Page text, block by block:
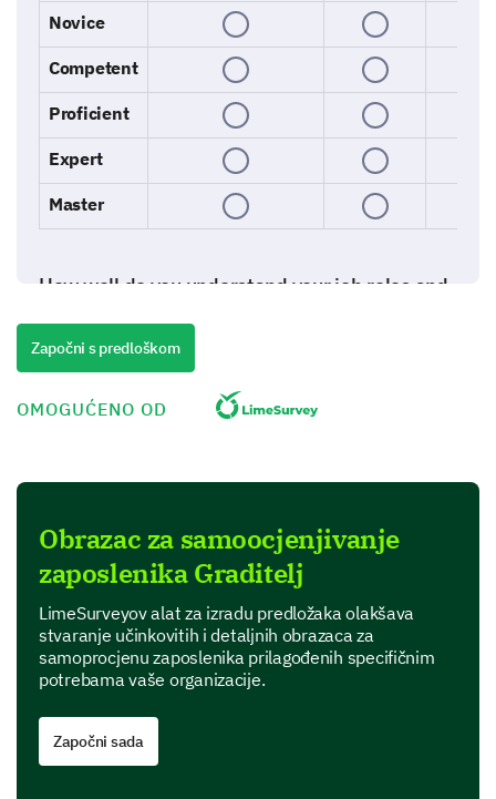
Novice
Competent
Proficient
Expert
Master
How well do you understand your job roles and
Now let's dive into your performance at work over the
Do you feel you have met your targets/goals set
for this evaluation period?
1- Strongly agree, 2- Agree, 3- Neutral, 4-
Disagree, 5- Strongly disagree
1 2 3
Work Environment
Započni s predloškom
OMOGUĆENO OD
Obrazac za samoocjenjivanje
zaposlenika Graditelj
LimeSurveyov alat za izradu predložaka olakšava
stvaranje učinkovitih i detaljnih obrazaca za
samoprocjenu zaposlenika prilagođenih specifičnim
potrebama vaše organizacije.
Započni sada